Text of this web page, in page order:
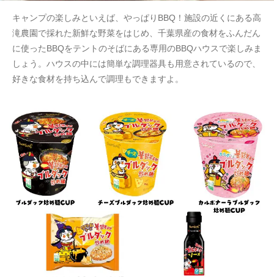
キャンプの楽しみといえば、やっぱりBBQ！施設の近くにある高
滝農園で採れた新鮮な野菜をはじめ、千葉県産の食材をふんだん
に使ったBBQをテントのそばにある専用のBBQハウスで楽しみま
しょう。ハウスの中には簡単な調理器具も用意されているので、
好きな食材を持ち込んで調理もできますよ。